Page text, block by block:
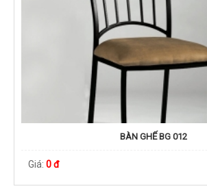
BÀN GHẾ BG 012
Giá: 0 đ